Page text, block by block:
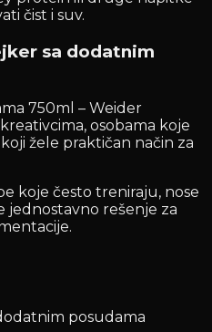
čist i suv.
sa dodatnim
750ml – Weider
osobama koje
žele praktičan način za
koje često treniraju, nose
jednostavno rešenje za
posudama